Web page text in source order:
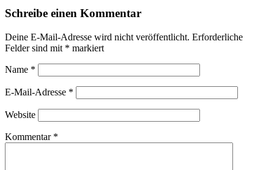
Schreibe einen Kommentar
Deine E-Mail-Adresse wird nicht veröffentlicht. Erforderliche
Felder sind mit * markiert
Name *
E-Mail-Adresse *
Website
Kommentar *